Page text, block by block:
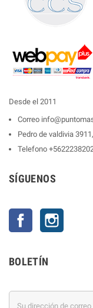
Desde el 2011
Correo
Pedro de valdivia
Telefono
SÍGUENOS
Facebook
BOLETÍN